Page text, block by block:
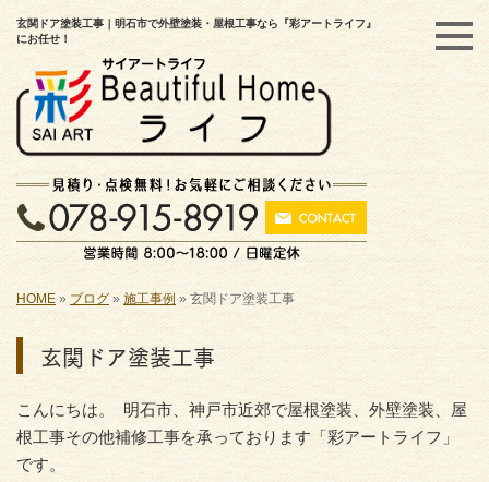
玄関ドア塗装工事｜明石市で外壁塗装・屋根工事なら『彩アートライフ』
にお任せ！
HOME » ブログ » 施工事例 »玄関ドア塗装工事
玄関ドア塗装工事
こんにちは。 明石市、神戸市近郊で屋根塗装、外壁塗装、屋
根工事その他補修工事を承っております「彩アートライフ」
です。